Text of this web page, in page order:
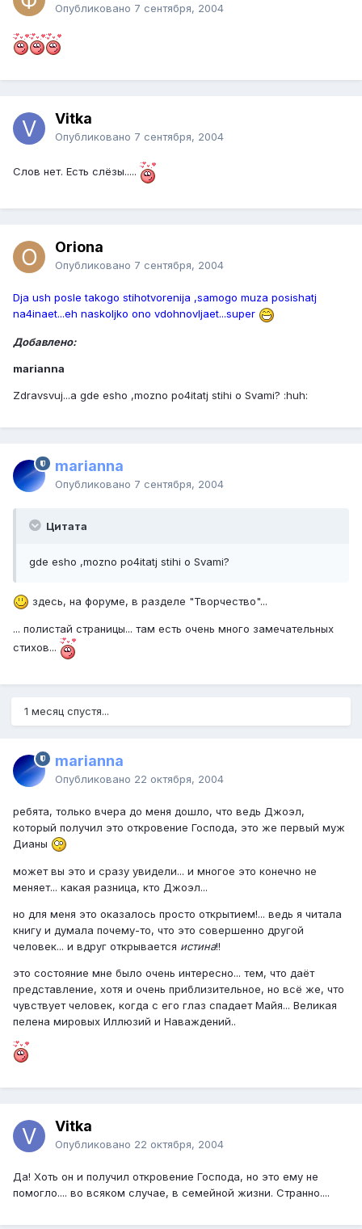
Опубликовано 7 сентября, 2004
Vitka
Опубликовано 7 сентября, 2004
Слов нет. Есть слёзы.....
Oriona
Опубликовано 7 сентября, 2004
Dja ush posle takogo stihotvorenija ,samogo muza posishatj
na4inaet...eh naskoljko ono vdohnovljaet...super
Добавлено:
marianna
Zdravsvuj...a gde esho ,mozno po4itatj stihi o Svami? :huh:
marianna
Опубликовано 7 сентября, 2004
Цитата
gde esho ,mozno po4itatj stihi o Svami?
здесь, на форуме, в разделе "Творчество"...
... полистай страницы... там есть очень много замечательных
стихов...
1 месяц спустя...
marianna
Опубликовано 22 октября, 2004
ребята, только вчера до меня дошло, что ведь Джоэл,
который получил это откровение Господа, это же первый муж
Дианы
может вы это и сразу увидели... и многое это конечно не
меняет... какая разница, кто Джоэл...
но для меня это оказалось просто открытием!... ведь я читала
книгу и думала почему-то, что это совершенно другой
человек... и вдруг открывается истина!!
это состояние мне было очень интересно... тем, что даёт
представление, хотя и очень приблизительное, но всё же, что
чувствует человек, когда с его глаз спадает Майя... Великая
пелена мировых Иллюзий и Наваждений..
Vitka
Опубликовано 22 октября, 2004
Да! Хоть он и получил откровение Господа, но это ему не
помогло.... во всяком случае, в семейной жизни. Странно....